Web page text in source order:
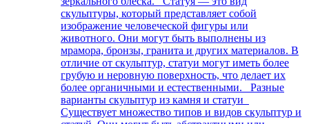
скульптуры, который представляет собой
изображение человеческой фигуры или
животного. Они могут быть выполнены из
мрамора, бронзы, гранита и других материалов. В
отличие от скульптур, статуи могут иметь более
грубую и неровную поверхность, что делает их
более органичными и естественными. Разные
варианты скульптур из камня и статуи
Существует множество типов и видов скульптур и